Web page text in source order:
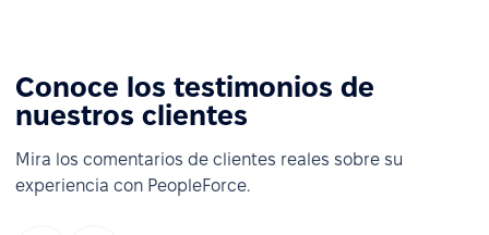
Conoce los testimonios de
nuestros clientes
Mira los comentarios de clientes reales sobre su
experiencia con PeopleForce.